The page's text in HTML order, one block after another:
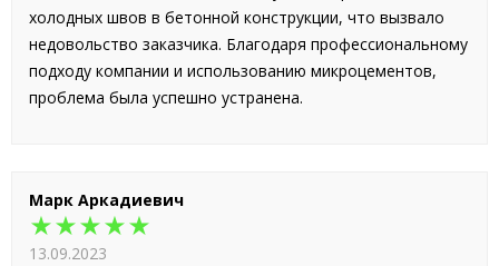
холодных швов в бетонной конструкции, что вызвало
недовольство заказчика. Благодаря профессиональному
подходу компании и использованию микроцементов,
проблема была успешно устранена.
Марк Аркадиевич
★★★★★
13.09.2023